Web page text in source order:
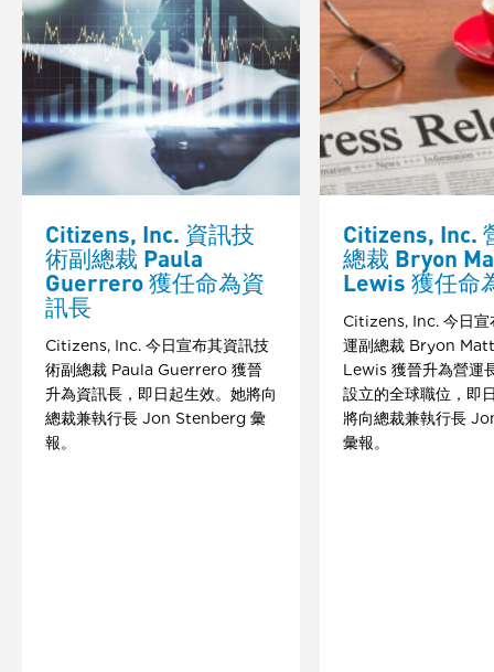
Citizens, Inc. 資訊技
術副總裁 Paula
Guerrero 獲任命為資
訊長
Citizens, Inc. 今日宣布其資訊技
術副總裁 Paula Guerrero 獲晉
升為資訊長，即日起生效。她將向
總裁兼執行長 Jon Stenberg 彙
報。
Citizens, Inc.
總裁 Bryon
Lewis 獲任命
Citizens, Inc. 今日宣
運副總裁 Bryon
Lewis 獲晉升為營運
設立的全球職位，即
將向總裁兼執行長
彙報。